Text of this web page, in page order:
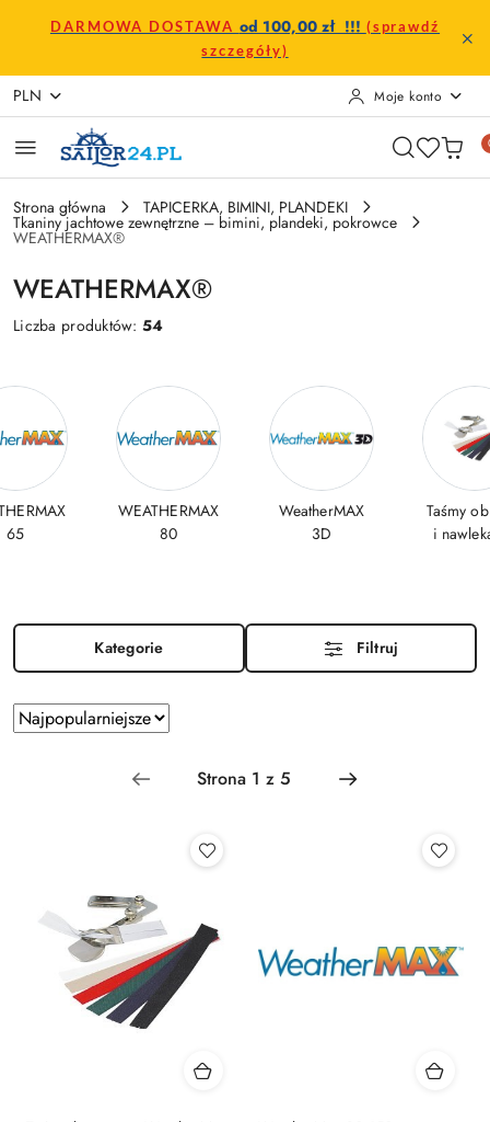
Przejdź do treści głównej
Przejdź do wyszukiwarki
Przejdź do moje konto
Przejdź do menu głównego
Przejdź do stopki
DARMOWA DOSTAWA od 100,00 zł !!! (sprawdź
szczegóły)
PLN Moje konto
Strona główna TAPICERKA, BIMINI, PLANDEKI
Tkaniny jachtowe zewnętrzne – bimini, plandeki, pokrowce
WEATHERMAX®
WEATHERMAX®
Liczba produktów:54
65
WEATHERMAX
80
WeatherMAX
3D
Taśmy
i
Kategorie Filtruj
Zastosowano
sortowanie:
Najpopularniejsze.
Sortuj
według